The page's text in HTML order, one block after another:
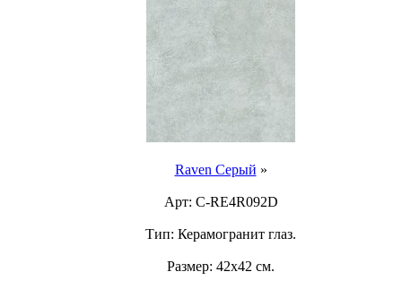
Raven Серый »
Арт: C-RE4R092D
Тип: Керамогранит глаз.
Размер: 42x42 см.